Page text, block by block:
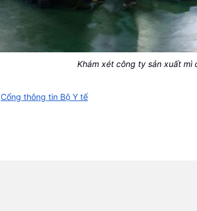
Khám xét công ty sản xuất mì
Cổng thông tin Bộ Y tế